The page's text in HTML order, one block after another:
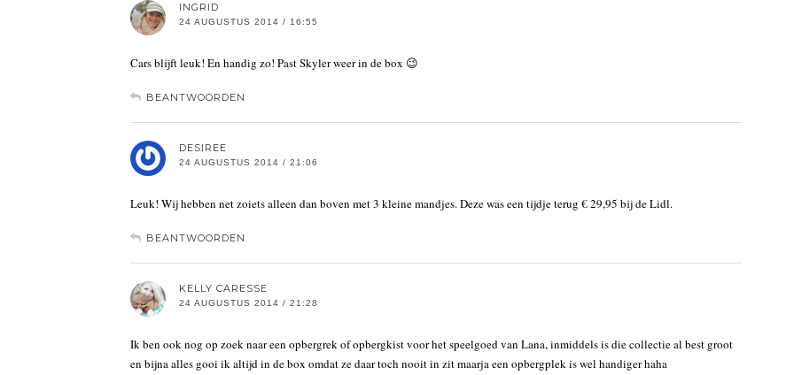
INGRID
24 AUGUSTUS 2014 / 16:55
Cars blijft leuk! En handig zo! Past Skyler weer in de box 😉
BEANTWOORDEN
DESIREE
24 AUGUSTUS 2014 / 21:06
Leuk! Wij hebben net zoiets alleen dan boven met 3 kleine mandjes. Deze was een tijdje terug € 29,95 bij de Lidl.
BEANTWOORDEN
KELLY CARESSE
24 AUGUSTUS 2014 / 21:28
Ik ben ook nog op zoek naar een opbergrek of opbergkist voor het speelgoed van Lana, inmiddels is die collectie al best groot
en bijna alles gooi ik altijd in de box omdat ze daar toch nooit in zit maarja een opbergplek is wel handiger haha